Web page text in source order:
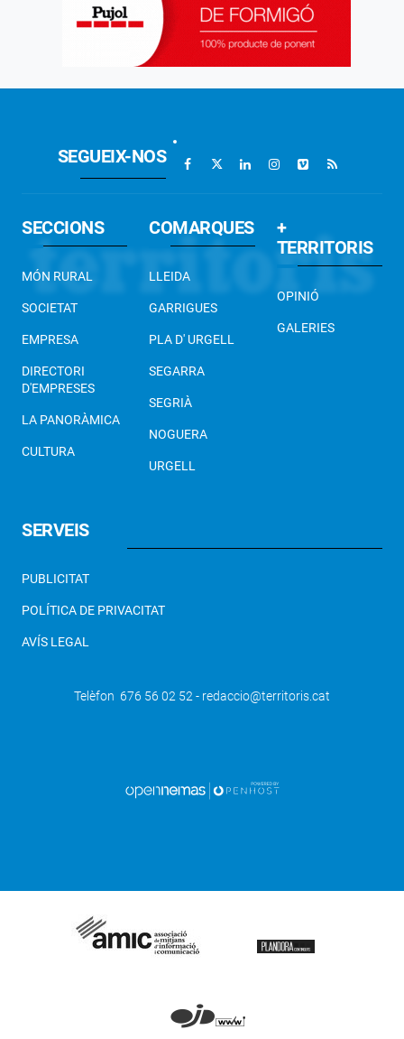
SEGUEIX-NOS
SECCIONS
MÓN RURAL
SOCIETAT
EMPRESA
DIRECTORI
D'EMPRESES
LA PANORÀMICA
CULTURA
COMARQUES
LLEIDA
GARRIGUES
PLA D' URGELL
SEGARRA
SEGRIÀ
NOGUERA
URGELL
+
TERRITORIS
OPINIÓ
GALERIES
SERVEIS
PUBLICITAT
POLÍTICA DE PRIVACITAT
AVÍS LEGAL
Telèfon 676 56 02 52 - redaccio@territoris.cat